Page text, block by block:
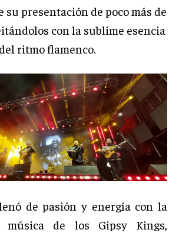
su presentación de poco más de
con la sublime esencia
del ritmo flamenco.
de pasión y energía con la
música de los Gipsy Kings,